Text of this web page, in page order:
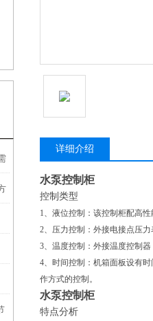
详细介绍
水泵控制柜
控制类型
1、液位控制：该控制柜配高
2、压力控制：外接电接点压
3、温度控制：外接温度控制
4、时间控制：机箱面板设有
作方式的控制。
水泵控制柜
特点分析